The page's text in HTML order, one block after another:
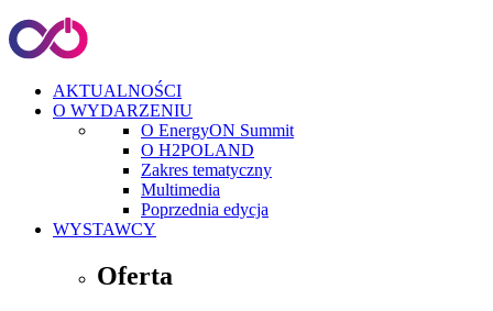
AKTUALNOŚCI
O WYDARZENIU
O EnergyON Summit
O H2POLAND
Zakres tematyczny
Multimedia
Poprzednia edycja
WYSTAWCY
Oferta